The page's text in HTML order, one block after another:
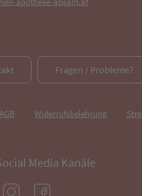
Fragen / Probleme?
AGB Widerrufsbelehrung
Media Kanäle
(öffnet in neuem Tab)